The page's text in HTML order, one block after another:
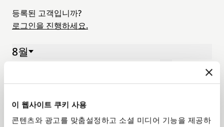
이 웹사이트 쿠키 사용
콘텐츠와 광고를 맞춤설정하고 소셜 미디어 기능을 제공하
등록된 고객입니까?
로그인을 진행하세요.
8월
월. 화. 수. 목. 금. 토. 일.